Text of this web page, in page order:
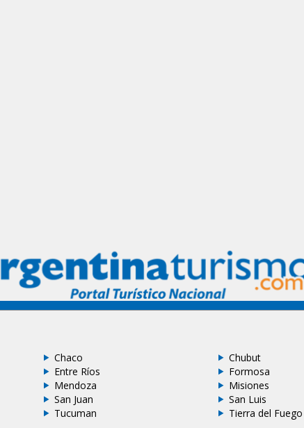
Chaco Chubut
Entre Ríos Formosa
Mendoza Misiones
San Juan San Luis
Tucuman Tierra del Fuego